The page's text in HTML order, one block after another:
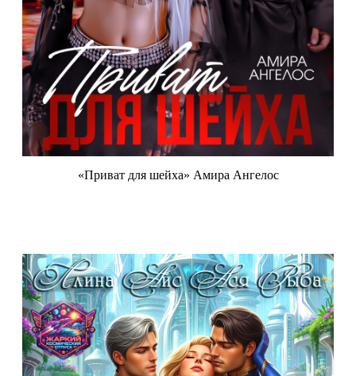
«Приват для шейха» Амира Ангелос